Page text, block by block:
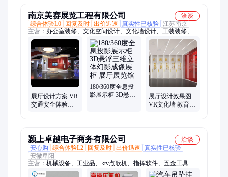
南京美赛展览工程有限公司
洽谈
综合体验L0
回复及时 出价迅速 真实性已核验 江苏南京
主营： 办公室装修、文化空间设计、文化墙设计、工装装修、标
摊搭建、桁架搭建、舞台搭建、雷亚架、舞美搭建、展柜制作、
展台设计搭建、党建展厅、多媒体展厅、企业展厅、数字展厅、
双碳展厅、文化展厅、线上展厅、乡村建设展厅、研学展厅
展厅设计方案 VR
交通安全体验馆
180/360度全息投
影展示柜 3D悬浮
展厅设计效果图
VR文化墙 教育展
颍上卓越电子商务有限公司
洽谈
安心购
综合体验L2 回复及时 出价迅速
真实性已核验
安徽阜阳
主营： 机械设备、工业品、ktv点歌机、指挥软件、五金工具、
烤漆路锥、智能防雷箱、静电消除器、高压发生器、三相稳压